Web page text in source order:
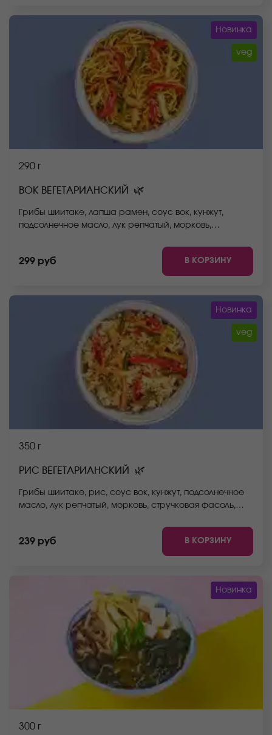
Новинка
veg
290 г
ВОК ВЕГЕТАРИАНСКИЙ 🌿
Грибы шиитаке, лапша рамен, соус вок, кунжут,
подсолнечное масло, лук репчатый, морковь,
перец. *Внешний вид блюда может отличаться от фото
на сайте.
299 руб В КОРЗИНУ
Новинка
veg
350 г
РИС ВЕГЕТАРИАНСКИЙ 🌿
Грибы шиитаке, рис, соус вок, кунжут, подсолнечное
масло, лук репчатый, морковь, стручковая фасоль,
блюда может отличаться от фото на сайте.
239 руб В КОРЗИНУ
Новинка
300 г